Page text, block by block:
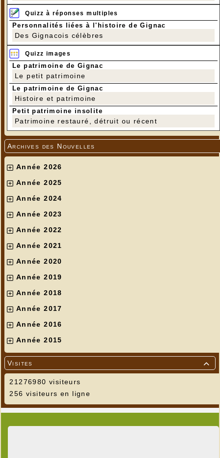
Quizz à réponses multiples
Personnalités liées à l'histoire de Gignac
Des Gignacois célèbres
Quizz images
Le patrimoine de Gignac
Le petit patrimoine
Le patrimoine de Gignac
Histoire et patrimoine
Petit patrimoine insolite
Patrimoine restauré, détruit ou récent
Archives des Nouvelles
Année 2026
Année 2025
Année 2024
Année 2023
Année 2022
Année 2021
Année 2020
Année 2019
Année 2018
Année 2017
Année 2016
Année 2015

Visites
21276980 visiteurs
256 visiteurs en ligne